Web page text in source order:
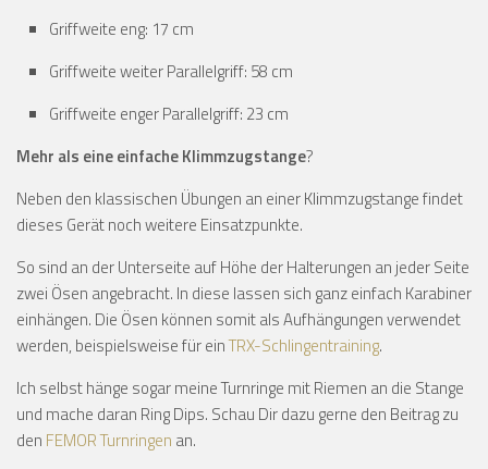
Griffweite eng: 17 cm
Griffweite weiter Parallelgriff: 58 cm
Griffweite enger Parallelgriff: 23 cm
Mehr als eine einfache Klimmzugstange?
Neben den klassischen Übungen an einer Klimmzugstange findet
dieses Gerät noch weitere Einsatzpunkte.
So sind an der Unterseite auf Höhe der Halterungen an jeder Seite
zwei Ösen angebracht. In diese lassen sich ganz einfach Karabiner
einhängen. Die Ösen können somit als Aufhängungen verwendet
werden, beispielsweise für einTRX-Schlingentraining.
Ich selbst hänge sogar meine Turnringe mit Riemen an die Stange
und mache daran Ring Dips. Schau Dir dazu gerne den Beitrag zu
den FEMOR Turnringen an.